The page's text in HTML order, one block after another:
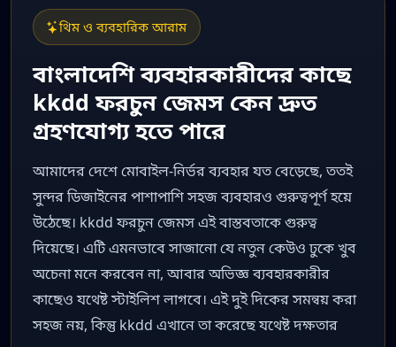
থিম ও ব্যবহারিক আরাম
বাংলাদেশি ব্যবহারকারীদের কাছে
kkdd ফরচুন জেমস কেন দ্রুত
গ্রহণযোগ্য হতে পারে
আমাদের দেশে মোবাইল-নির্ভর ব্যবহার যত বেড়েছে, ততই
সুন্দর ডিজাইনের পাশাপাশি সহজ ব্যবহারও গুরুত্বপূর্ণ হয়ে
উঠেছে। kkdd ফরচুন জেমস এই বাস্তবতাকে গুরুত্ব
দিয়েছে। এটি এমনভাবে সাজানো যে নতুন কেউও ঢুকে খুব
অচেনা মনে করবেন না, আবার অভিজ্ঞ ব্যবহারকারীর
কাছেও যথেষ্ট স্টাইলিশ লাগবে। এই দুই দিকের সমন্বয় করা
সহজ নয়, কিন্তু kkdd এখানে তা করেছে যথেষ্ট দক্ষতার